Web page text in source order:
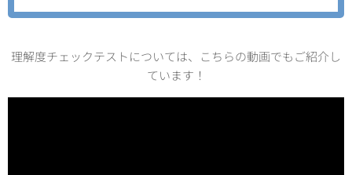
理解度チェックテストについては、こちらの動画でもご紹介し
ています！